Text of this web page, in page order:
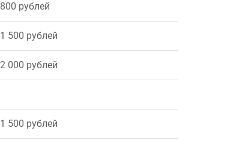
800 рублей
1 500 рублей
2 000 рублей
1 500 рублей